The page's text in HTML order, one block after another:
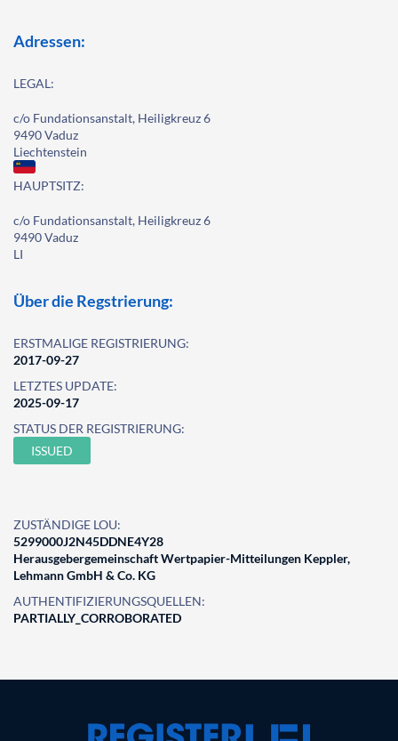
Adressen:
LEGAL:
c/o Fundationsanstalt, Heiligkreuz 6
9490 Vaduz
Liechtenstein
HAUPTSITZ:
c/o Fundationsanstalt, Heiligkreuz 6
9490 Vaduz
LI
Über die Regstrierung:
ERSTMALIGE REGISTRIERUNG:
2017-09-27
LETZTES UPDATE:
2025-09-17
STATUS DER REGISTRIERUNG:
ISSUED
ZUSTÄNDIGE LOU:
5299000J2N45DDNE4Y28
Herausgebergemeinschaft Wertpapier-Mitteilungen Keppler,
Lehmann GmbH & Co. KG
AUTHENTIFIZIERUNGSQUELLEN:
PARTIALLY_CORROBORATED